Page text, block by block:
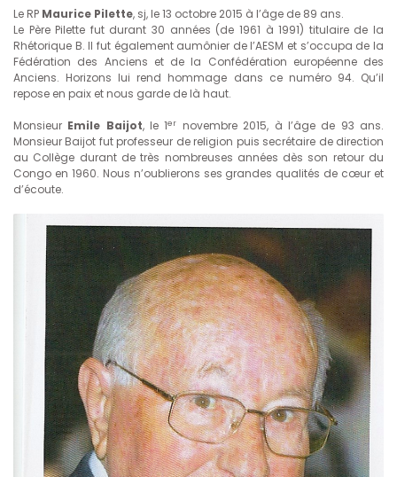
Le RP Maurice Pilette, sj, le 13 octobre 2015 à l’âge de 89 ans.
Le Père Pilette fut durant 30 années (de 1961 à 1991) titulaire de la
Rhétorique B. Il fut également aumônier de l’AESM et s’occupa de la
Fédération des Anciens et de la Confédération européenne des
Anciens. Horizons lui rend hommage dans ce numéro 94. Qu’il
repose en paix et nous garde de là haut.
Monsieur Emile Baijot, le 1er
novembre 2015, à l’âge de 93 ans.
Monsieur Baijot fut professeur de religion puis secrétaire de direction
au Collège durant de très nombreuses années dès son retour du
Congo en 1960. Nous n’oublierons ses grandes qualités de cœur et
d’écoute.